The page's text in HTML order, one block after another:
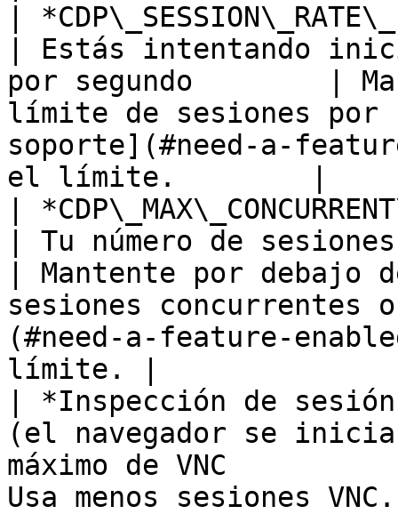
|
| Estás intentando
por segundo        |
límite de sesiones por
soporte](#need-a-
el límite.        |
|
| Tu número de
| Mantente por
sesiones concurrentes
(#need-a-feature-
límite. |
| *Inspección de
(el navegador se
máximo de VNC
Usa menos sesiones VNC.